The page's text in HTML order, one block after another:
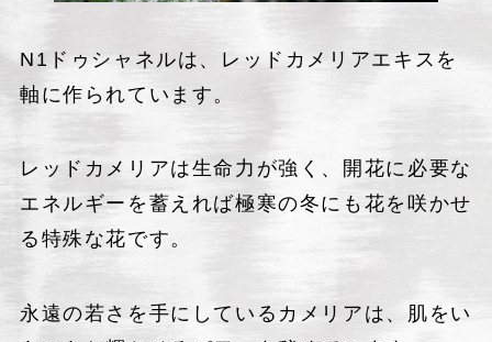
N1ドゥシャネルは、レッドカメリアエキスを
軸に作られています。
レッドカメリアは生命力が強く、開花に必要な
エネルギーを蓄えれば極寒の冬にも花を咲かせ
る特殊な花です。
永遠の若さを手にしているカメリアは、肌をい